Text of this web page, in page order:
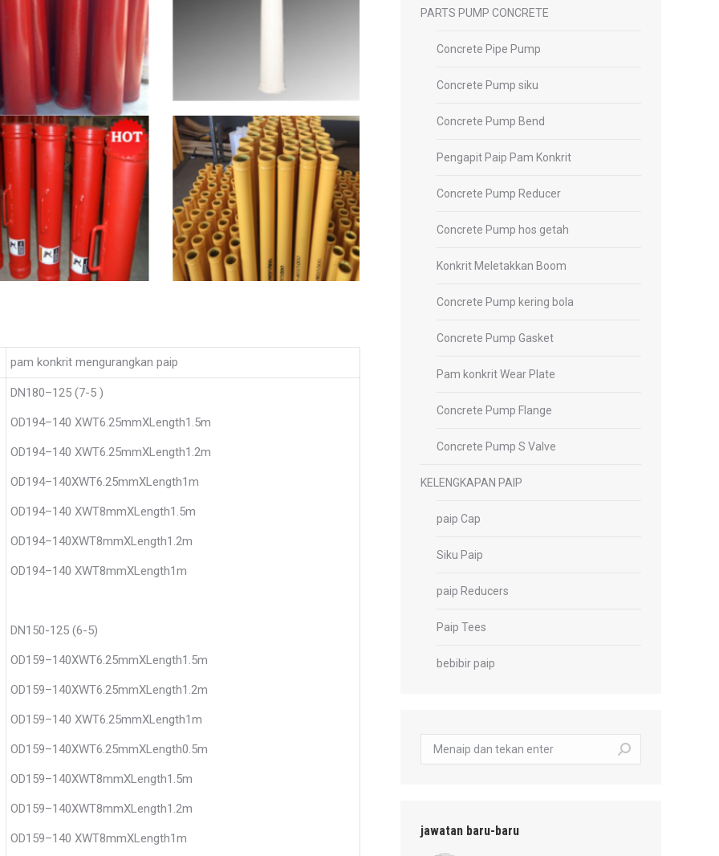
pam konkrit mengurangkan paip
DN180–125 (7-5 )
OD194–140 XWT6.25mmXLength1.5m
OD194–140 XWT6.25mmXLength1.2m
OD194–140XWT6.25mmXLength1m
OD194–140 XWT8mmXLength1.5m
OD194–140XWT8mmXLength1.2m
OD194–140 XWT8mmXLength1m
DN150-125 (6-5)
OD159–140XWT6.25mmXLength1.5m
OD159–140XWT6.25mmXLength1.2m
OD159–140 XWT6.25mmXLength1m
OD159–140XWT6.25mmXLength0.5m
OD159–140XWT8mmXLength1.5m
OD159–140XWT8mmXLength1.2m
OD159–140 XWT8mmXLength1m
PARTS PUMP CONCRETE
Concrete Pipe Pump
Concrete Pump siku
Concrete Pump Bend
Pengapit Paip Pam Konkrit
Concrete Pump Reducer
Concrete Pump hos getah
Konkrit Meletakkan Boom
Concrete Pump kering bola
Concrete Pump Gasket
Pam konkrit Wear Plate
Concrete Pump Flange
Concrete Pump S Valve
KELENGKAPAN PAIP
paip Cap
Siku Paip
paip Reducers
Paip Tees
bebibir paip
carian:
jawatan baru-baru